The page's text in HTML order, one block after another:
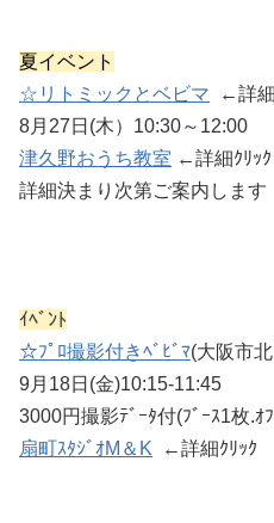
夏イベント
☆リトミックとベビマ ←詳細
8月27日(木）10:30～12:00
津久野おうち教室 ←詳細ｸﾘｯｸ
詳細決まり次第ご案内します
ｲﾍﾞﾝﾄ
☆ﾌﾟﾛ撮影付きﾍﾞﾋﾞﾏ(大阪市
9月18日(金)10:15-11:45
3000円撮影ﾃﾞｰﾀ付(ﾌﾞｰｽ1枚.ｵ
扇町ｽﾀｼﾞｵM＆K ←詳細ｸﾘｯｸ